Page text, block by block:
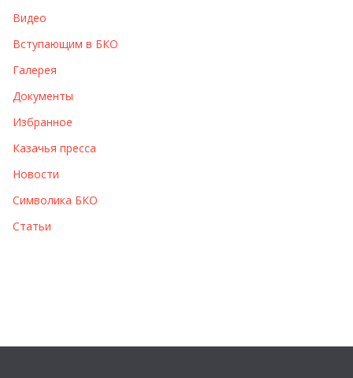
ы
Видео
Вступающим в БКО
Галерея
Документы
Избранное
Казачья пресса
Новости
Символика БКО
Статьи